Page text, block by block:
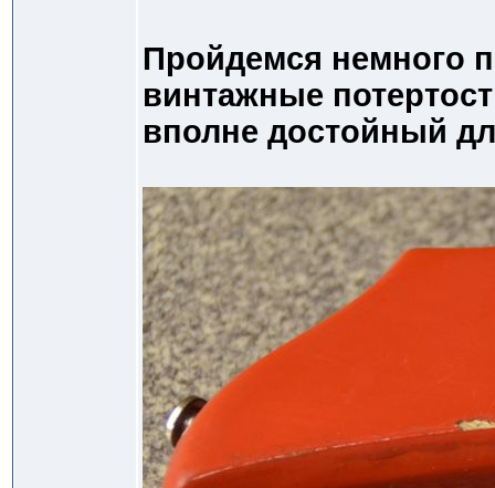
Пройдемся немного
винтажные
вполне достойный